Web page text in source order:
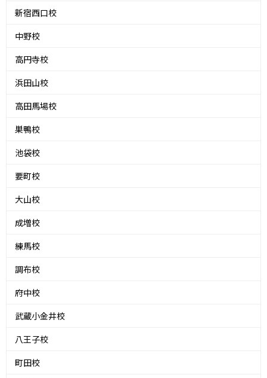
新宿西口校
中野校
高円寺校
浜田山校
高田馬場校
巣鴨校
池袋校
要町校
大山校
成増校
練馬校
調布校
府中校
武蔵小金井校
八王子校
町田校